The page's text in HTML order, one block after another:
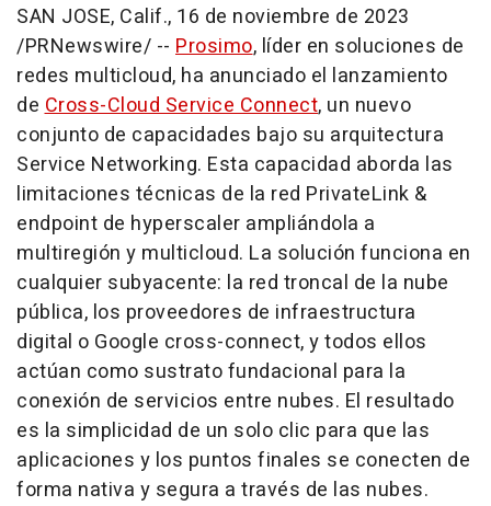
SAN JOSE, Calif., 16 de noviembre de 2023
/PRNewswire/ -- Prosimo, líder en soluciones de
redes multicloud, ha anunciado el lanzamiento
deCross-Cloud Service Connect, un nuevo
conjunto de capacidades bajo su arquitectura
Service Networking. Esta capacidad aborda las
limitaciones técnicas de la red PrivateLink &
endpoint de hyperscaler ampliándola a
multiregión y multicloud. La solución funciona en
cualquier subyacente: la red troncal de la nube
pública, los proveedores de infraestructura
digital o Google cross-connect, y todos ellos
actúan como sustrato fundacional para la
conexión de servicios entre nubes. El resultado
es la simplicidad de un solo clic para que las
aplicaciones y los puntos finales se conecten de
forma nativa y segura a través de las nubes.